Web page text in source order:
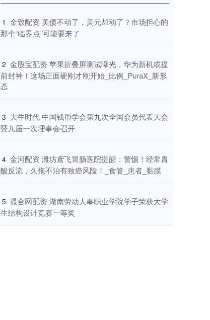
1 ​金致配资 美债不动了，美元却动了？市场担心的
那个“临界点”可能要来了
2 ​金股宝配资 苹果折叠屏测试曝光，华为新机或提
前封神！这场正面硬刚才刚开始_比例_PuraX_新形
态
3 ​大牛时代 中国钱币学会第九次全国会员代表大会
暨九届一次理事会召开
4 ​金河配资 潍坊鸢飞胃肠医院提醒：警惕！经常胃
酸反流，久拖不治有致癌风险！_食管_患者_黏膜
5 ​撮合网配资 湖南劳动人事职业学院学子荣获大学
生结构设计竞赛一等奖